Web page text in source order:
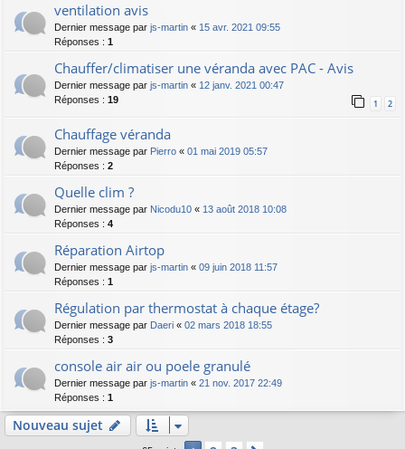
ventilation avis
Dernier message par js-martin « 15 avr. 2021 09:55
Réponses : 1
Chauffer/climatiser une véranda avec PAC - Avis
Dernier message par js-martin « 12 janv. 2021 00:47
Réponses : 19 1 2
Chauffage véranda
Dernier message par Pierro « 01 mai 2019 05:57
Réponses : 2
Quelle clim ?
Dernier message par Nicodu10 « 13 août 2018 10:08
Réponses : 4
Réparation Airtop
Dernier message par js-martin « 09 juin 2018 11:57
Réponses : 1
Régulation par thermostat à chaque étage?
Dernier message par Daeri « 02 mars 2018 18:55
Réponses : 3
console air air ou poele granulé
Dernier message par js-martin « 21 nov. 2017 22:49
Réponses : 1
Nouveau sujet